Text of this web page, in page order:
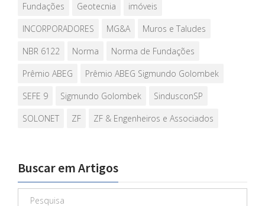
Fundações
Geotecnia
imóveis
INCORPORADORES
MG&A
Muros e Taludes
NBR 6122
Norma
Norma de Fundações
Prêmio ABEG
Prêmio ABEG Sigmundo Golombek
SEFE 9
Sigmundo Golombek
SindusconSP
SOLONET
ZF ZF & Engenheiros e Associados
Buscar em Artigos